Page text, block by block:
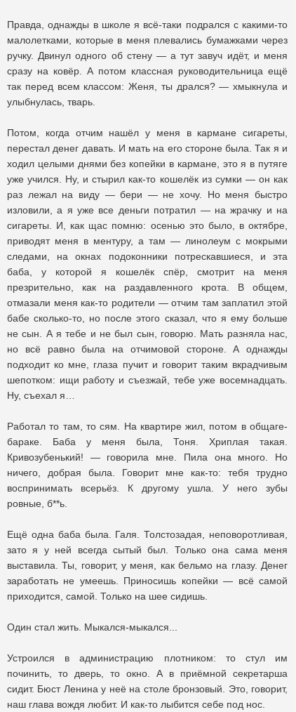
Правда, однажды в школе я всё-таки подрался с какими-то
малолетками, которые в меня плевались бумажками через
ручку. Двинул одного об стену — а тут завуч идёт, и меня
сразу на ковёр. А потом классная руководительница ещё
так перед всем классом: Женя, ты дрался? — хмыкнула и
улыбнулась, тварь.
Потом, когда отчим нашёл у меня в кармане сигареты,
перестал денег давать. И мать на его стороне была. Так я и
ходил целыми днями без копейки в кармане, это я в путяге
уже учился. Ну, и стырил как-то кошелёк из сумки — он как
раз лежал на виду — бери — не хочу. Но меня быстро
изловили, а я уже все деньги потратил — на жрачку и на
сигареты. И, как щас помню: осенью это было, в октябре,
приводят меня в ментуру, а там — линолеум с мокрыми
следами, на окнах подоконники потрескавшиеся, и эта
баба, у которой я кошелёк спёр, смотрит на меня
презрительно, как на раздавленного крота. В общем,
отмазали меня как-то родители — отчим там заплатил этой
бабе сколько-то, но после этого сказал, что я ему больше
не сын. А я тебе и не был сын, говорю. Мать разняла нас,
но всё равно была на отчимовой стороне. А однажды
подходит ко мне, глаза пучит и говорит таким вкрадчивым
шепотком: ищи работу и съезжай, тебе уже восемнадцать.
Ну, съехал я…
Работал то там, то сям. На квартире жил, потом в общаге-
бараке. Баба у меня была, Тоня. Хриплая такая.
Кривозубенький! — говорила мне. Пила она много. Но
ничего, добрая была. Говорит мне как-то: тебя трудно
воспринимать всерьёз. К другому ушла. У него зубы
ровные, б**ь.
Ещё одна баба была. Галя. Толстозадая, неповоротливая,
зато я у ней всегда сытый был. Только она сама меня
выставила. Ты, говорит, у меня, как бельмо на глазу. Денег
заработать не умеешь. Приносишь копейки — всё самой
приходится, самой. Только на шее сидишь.
Один стал жить. Мыкался-мыкался...
Устроился в администрацию плотником: то стул им
починить, то дверь, то окно. А в приёмной секретарша
сидит. Бюст Ленина у неё на столе бронзовый. Это, говорит,
наш глава вождя любит. И как-то лыбится себе под нос.